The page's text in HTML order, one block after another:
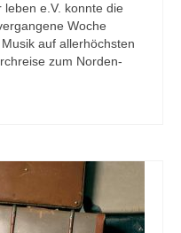
leben e.V. konnte die
Woche
auf allerhöchsten
zum Norden-